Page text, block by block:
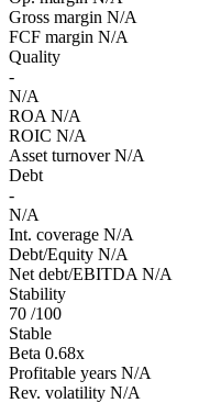
Gross margin N/A
FCF margin N/A
Quality
-
N/A
ROA N/A
ROIC N/A
Asset turnover N/A
Debt
-
N/A
Int. coverage N/A
Debt/Equity N/A
Net debt/EBITDA N/A
Stability
70 /100
Stable
Beta 0.68x
Profitable years N/A
Rev. volatility N/A